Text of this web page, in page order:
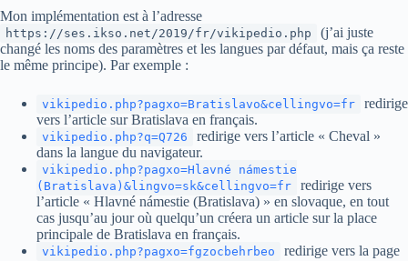
Mon implémentation est à l’adresse
https://ses.ikso.net/2019/fr/vikipedio.php
(j’ai juste
changé les noms des paramètres et les langues par défaut, mais ça reste
le même principe). Par exemple :
vikipedio.php?pagxo=Bratislavo&cellingvo=fr
redirige
vers l’article sur Bratislava en français.
vikipedio.php?q=Q726
redirige vers l’article « Cheval »
dans la langue du navigateur.
vikipedio.php?pagxo=Hlavné námestie
(Bratislava)&lingvo=sk&cellingvo=fr
redirige vers
l’article « Hlavné námestie (Bratislava) » en slovaque, en tout
cas jusqu’au jour où quelqu’un créera un article sur la place
principale de Bratislava en français.
vikipedio.php?pagxo=fgzocbehrbeo
redirige vers la page